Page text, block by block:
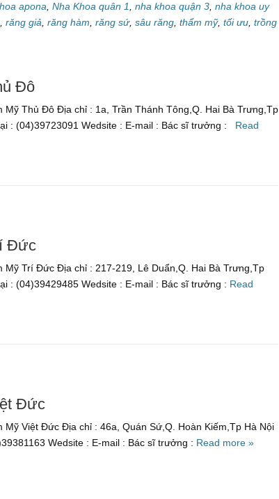
apona Nha Khoa quân 1 nha khoa quận 3 nha khoa uy
răng giả răng hàm răng sứ, sâu răng thẩm mỹ, tối ưu trồng
Đô
Mỹ Thủ Đô Địa chỉ : 1a, Trần Thánh Tông,Q. Hai Bà Trưng,Tp
: (04)39723091 Wedsite : E-mail : Bác sĩ trưởng : Read
Đức
Mỹ Trí Đức Địa chỉ : 217-219, Lê Duẩn,Q. Hai Bà Trưng,Tp
: (04)39429485 Wedsite : E-mail : Bác sĩ trưởng : Read
Đức
Mỹ Việt Đức Địa chỉ : 46a, Quán Sứ,Q. Hoàn Kiếm,Tp Hà Nội
Wedsite : E-mail : Bác sĩ trưởng : Read more »